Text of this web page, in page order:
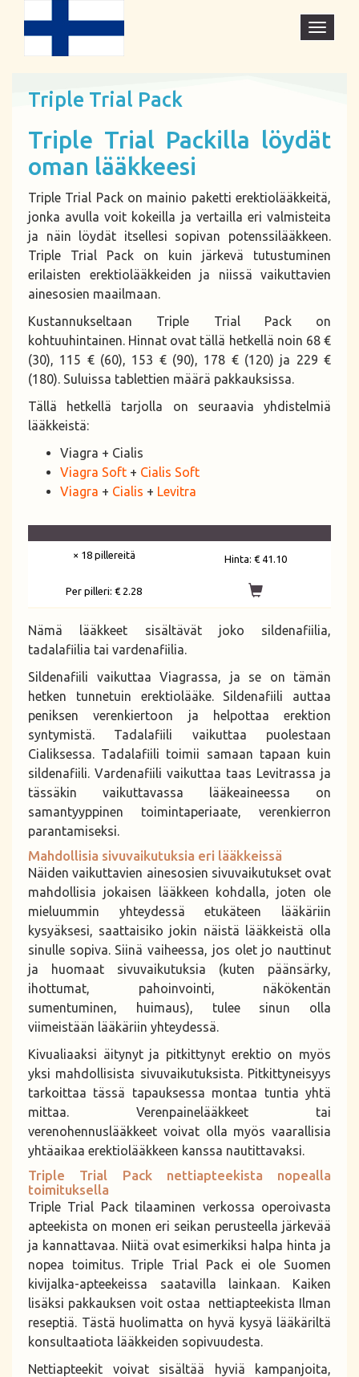
Open
Triple Trial Pack
Triple Trial Packilla löydät
oman lääkkeesi
Triple Trial Pack on mainio paketti erektiolääkkeitä,
jonka avulla voit kokeilla ja vertailla eri valmisteita
ja näin löydät itsellesi sopivan potenssilääkkeen.
Triple Trial Pack on kuin järkevä tutustuminen
erilaisten erektiolääkkeiden ja niissä vaikuttavien
ainesosien maailmaan.
Kustannukseltaan Triple Trial Pack on
kohtuuhintainen. Hinnat ovat tällä hetkellä noin 68 €
(30), 115 € (60), 153 € (90), 178 € (120) ja 229 €
(180). Suluissa tablettien määrä pakkauksissa.
Tällä hetkellä tarjolla on seuraavia yhdistelmiä
lääkkeistä:
Viagra + Cialis
Viagra Soft + Cialis Soft
Viagra + Cialis + Levitra
× 18 pillereitä Hinta: € 41.10
Per pilleri: € 2.28
Nämä lääkkeet sisältävät joko sildenafiilia,
tadalafiilia tai vardenafiilia.
Sildenafiili vaikuttaa Viagrassa, ja se on tämän
hetken tunnetuin erektiolääke. Sildenafiili auttaa
peniksen verenkiertoon ja helpottaa erektion
syntymistä. Tadalafiili vaikuttaa puolestaan
Cialiksessa. Tadalafiili toimii samaan tapaan kuin
sildenafiili. Vardenafiili vaikuttaa taas Levitrassa ja
tässäkin vaikuttavassa lääkeaineessa on
samantyyppinen toimintaperiaate, verenkierron
parantamiseksi.
Mahdollisia sivuvaikutuksia eri lääkkeissä
Näiden vaikuttavien ainesosien sivuvaikutukset ovat
mahdollisia jokaisen lääkkeen kohdalla, joten ole
mieluummin yhteydessä etukäteen lääkäriin
kysyäksesi, saattaisiko jokin näistä lääkkeistä olla
sinulle sopiva. Siinä vaiheessa, jos olet jo nauttinut
ja huomaat sivuvaikutuksia (kuten päänsärky,
ihottumat, pahoinvointi, näkökentän
sumentuminen, huimaus), tulee sinun olla
viimeistään lääkäriin yhteydessä.
Kivualiaaksi äitynyt ja pitkittynyt erektio on myös
yksi mahdollisista sivuvaikutuksista. Pitkittyneisyys
tarkoittaa tässä tapauksessa montaa tuntia yhtä
mittaa. Verenpainelääkkeet tai
verenohennuslääkkeet voivat olla myös vaarallisia
yhtäaikaa erektiolääkkeen kanssa nautittavaksi.
Triple Trial Pack nettiapteekista nopealla
toimituksella
Triple Trial Pack tilaaminen verkossa operoivasta
apteekista on monen eri seikan perusteella järkevää
ja kannattavaa. Niitä ovat esimerkiksi halpa hinta ja
nopea toimitus. Triple Trial Pack ei ole Suomen
kivijalka-apteekeissa saatavilla lainkaan. Kaiken
lisäksi pakkauksen voit ostaa nettiapteekista Ilman
reseptiä. Tästä huolimatta on hyvä kysyä lääkäriltä
konsultaatiota lääkkeiden sopivuudesta.
Nettiapteekit voivat sisältää hyviä kampanjoita,